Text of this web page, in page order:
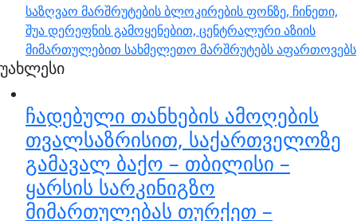
საზღვაო მარშრუტების ბლოკირების ფონზე, ჩინეთი,
შუა დერეფნის გამოყენებით, ცენტრალური აზიის
მიმართულებით სახმელეთო მარშრუტებს აფართოვებს
უახლესი
ჩადებული თანხების ამოღების
თვალსაზრისით, საქართველოზე
გამავალ ბაქო – თბილისი –
ყარსის სარკინიგზო
მიმართულებას თურქეთ –